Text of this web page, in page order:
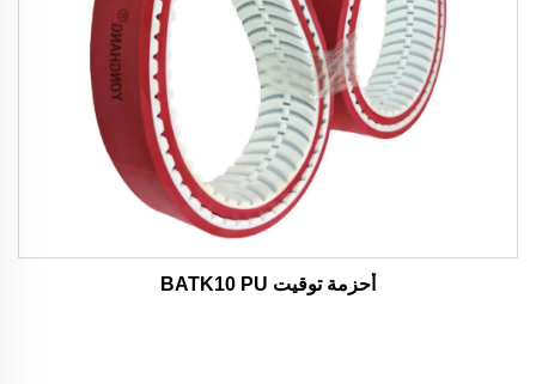
أحزمة توقيت BATK10 PU